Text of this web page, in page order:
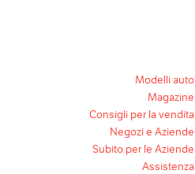
Modelli auto
Magazine
Consigli per la vendita
Negozi e Aziende
Subito per le Aziende
Assistenza